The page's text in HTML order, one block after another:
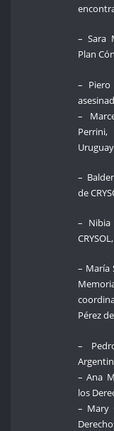
– Sara
Plan
– Piero
–
–
de
– Nibia
– María
Pérez
–
– Ana
los
– Mary